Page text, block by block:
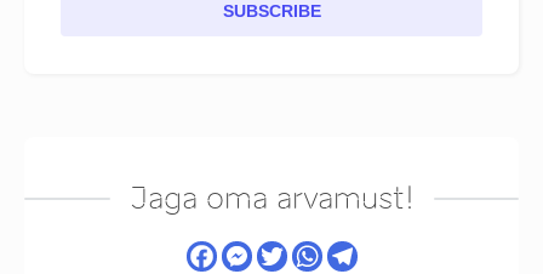
SUBSCRIBE
Jaga oma arvamust!